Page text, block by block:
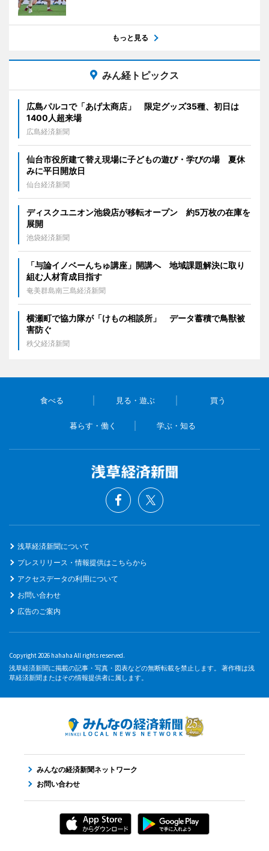
もっと見る
みん経トピックス
広島パルコで「あげ太商店」 限定グッズ35種、初日は
1400人超来場
広島経済新聞
仙台市役所建て替え現場に子どもの遊び・学びの場 夏休
みに平日開放日
仙台経済新聞
ディスクユニオン池袋店が移転オープン 約5万枚の在庫を
展開
池袋経済新聞
「与論イノベーんちゅ講座」開講へ 地域課題解決に取り
組む人材育成目指す
奄美群島南三島経済新聞
横瀬町で協力隊が「けもの相談所」 データ蓄積で鳥獣被
害防ぐ
秩父経済新聞
食べる 見る・遊ぶ 買う
暮らす・働く 学ぶ・知る
浅草経済新聞について
プレスリリース・情報提供はこちらから
アクセスデータの利用について
お問い合わせ
広告のご案内
Copyright 2026 hahaha All rights reserved.
浅草経済新聞に掲載の記事・写真・図表などの無断転載を禁止します。 著作権は浅
草経済新聞またはその情報提供者に属します。
みんなの経済新聞ネットワーク
お問い合わせ